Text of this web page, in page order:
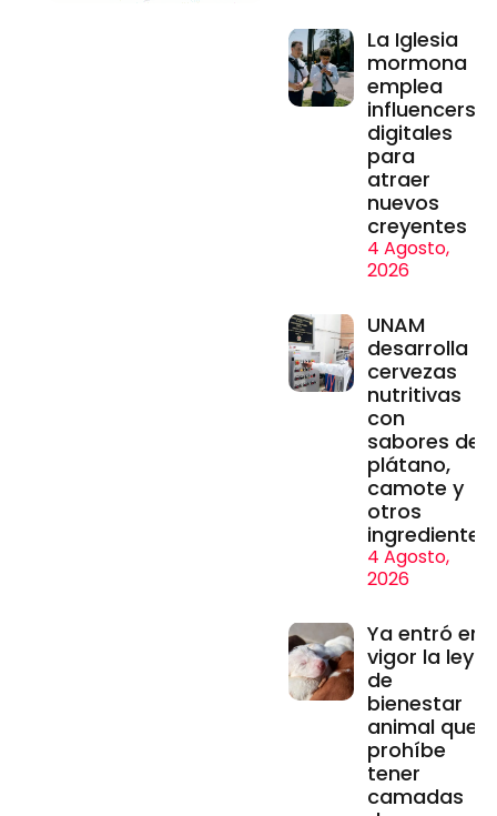
La Iglesia
mormona
emplea
influencers
digitales
para
atraer
nuevos
creyentes
4 Agosto,
2026
UNAM
desarrolla
cervezas
nutritivas
con
sabores de
plátano,
camote y
otros
ingredientes
4 Agosto,
2026
Ya entró en
vigor la ley
de
bienestar
animal que
prohíbe
tener
camadas